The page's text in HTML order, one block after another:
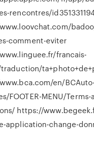
rencontres/
comment-eviter
francais-
en/
FOOTER-MENU/Terms-
https://
application-change-